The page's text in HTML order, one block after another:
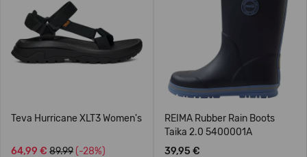
Teva Hurricane XLT3 Women's
64,99 € 89.99 (-28%)
REIMA Rubber Rain Boots
Taika 2.0 5400001A
39,95 €